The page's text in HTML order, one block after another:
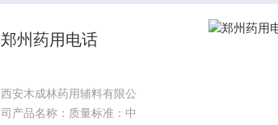
郑州药用电话
西安木成林药用辅料有限公
司产品名称：质量标准：中